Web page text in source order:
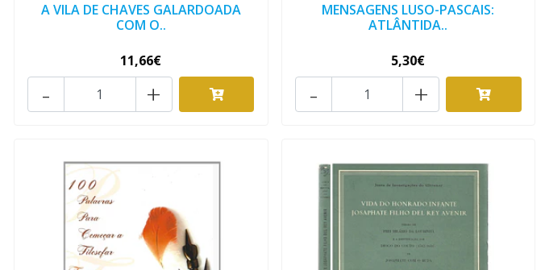
A VILA DE CHAVES GALARDOADA
COM O..
11,66€
+
-
MENSAGENS LUSO-PASCAIS:
ATLÂNTIDA..
5,30€
+
-